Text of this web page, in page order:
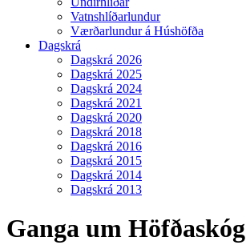
Vatnshlíðarlundur
Værðarlundur á Húshöfða
Dagskrá
Dagskrá 2026
Dagskrá 2025
Dagskrá 2024
Dagskrá 2021
Dagskrá 2020
Dagskrá 2018
Dagskrá 2016
Dagskrá 2015
Dagskrá 2014
Dagskrá 2013
Ganga um Höfðaskóg